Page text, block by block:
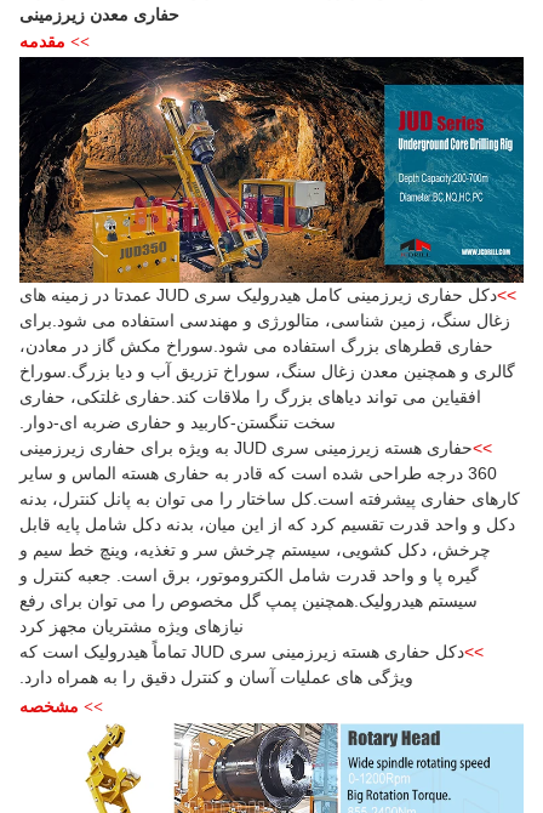
حفاری معدن زیرزمینی
>> مقدمه
>>
دکل حفاری زیرزمینی کامل هیدرولیک سری JUD عمدتا در زمینه های
زغال سنگ، زمین شناسی، متالورژی و مهندسی استفاده می شود.برای
حفاری قطرهای بزرگ استفاده می شود.سوراخ مکش گاز در معادن،
گالری و همچنین معدن زغال سنگ، سوراخ تزریق آب و دیا بزرگ.سوراخ
افقیاین می تواند دیاهای بزرگ را ملاقات کند.حفاری غلتکی، حفاری
سخت تنگستن-کاربید و حفاری ضربه ای-دوار.
>>
حفاری هسته زیرزمینی سری JUD به ویژه برای حفاری زیرزمینی
360 درجه طراحی شده است که قادر به حفاری هسته الماس و سایر
کارهای حفاری پیشرفته است.کل ساختار را می توان به پانل کنترل، بدنه
دکل و واحد قدرت تقسیم کرد که از این میان، بدنه دکل شامل پایه قابل
چرخش، دکل کشویی، سیستم چرخش سر و تغذیه، وینچ خط سیم و
گیره پا و واحد قدرت شامل الکتروموتور، برق است. جعبه کنترل و
سیستم هیدرولیک.همچنین پمپ گل مخصوص را می توان برای رفع
نیازهای ویژه مشتریان مجهز کرد
>>
دکل حفاری هسته زیرزمینی سری JUD تماماً هیدرولیک است که
ویژگی های عملیات آسان و کنترل دقیق را به همراه دارد.
>> مشخصه